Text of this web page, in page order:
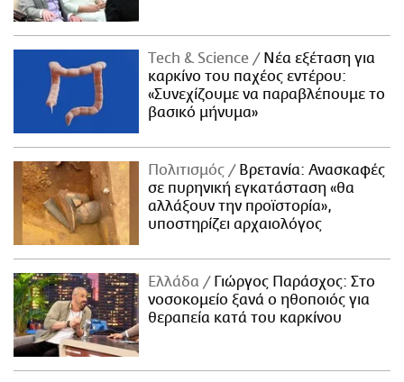
Τech & Science
Νέα εξέταση για
καρκίνο του παχέος εντέρου:
«Συνεχίζουμε να παραβλέπουμε το
βασικό μήνυμα»
Πολιτισμός
Βρετανία: Ανασκαφές
σε πυρηνική εγκατάσταση «θα
αλλάξουν την προϊστορία»,
υποστηρίζει αρχαιολόγος
Ελλάδα
Γιώργος Παράσχος: Στο
νοσοκομείο ξανά ο ηθοποιός για
θεραπεία κατά του καρκίνου